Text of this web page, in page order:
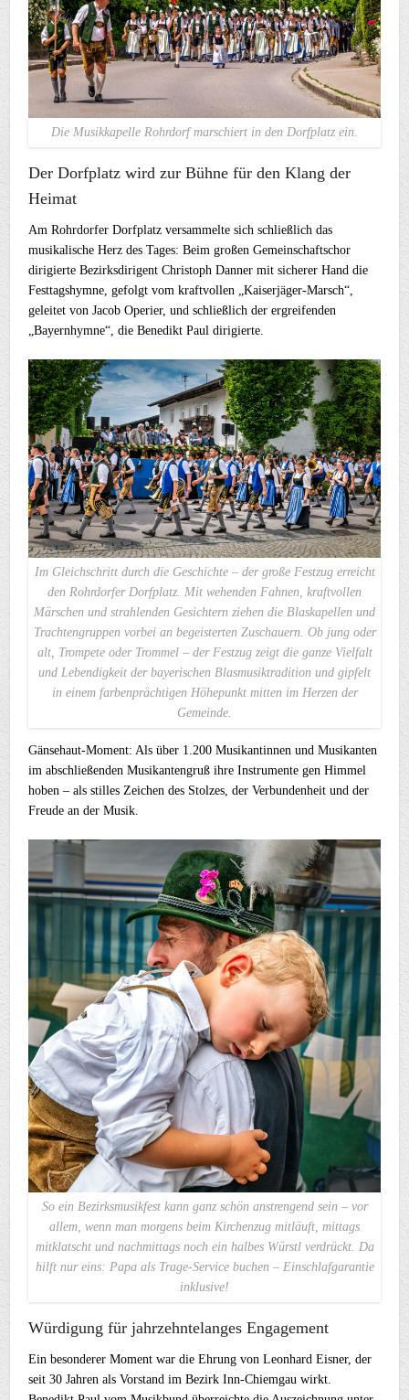
Die Musikkapelle Rohrdorf marschiert in den Dorfplatz ein.
Der Dorfplatz wird zur Bühne für den Klang der
Heimat
Am Rohrdorfer Dorfplatz versammelte sich schließlich das
musikalische Herz des Tages: Beim großen Gemeinschaftschor
dirigierte Bezirksdirigent Christoph Danner mit sicherer Hand die
Festtagshymne, gefolgt vom kraftvollen „Kaiserjäger-Marsch“,
geleitet von Jacob Operier, und schließlich der ergreifenden
„Bayernhymne“, die Benedikt Paul dirigierte.
Im Gleichschritt durch die Geschichte – der große Festzug erreicht
den Rohrdorfer Dorfplatz. Mit wehenden Fahnen, kraftvollen
Märschen und strahlenden Gesichtern ziehen die Blaskapellen und
Trachtengruppen vorbei an begeisterten Zuschauern. Ob jung oder
alt, Trompete oder Trommel – der Festzug zeigt die ganze Vielfalt
und Lebendigkeit der bayerischen Blasmusiktradition und gipfelt
in einem farbenprächtigen Höhepunkt mitten im Herzen der
Gemeinde.
Gänsehaut-Moment: Als über 1.200 Musikantinnen und Musikanten
im abschließenden Musikantengruß ihre Instrumente gen Himmel
hoben – als stilles Zeichen des Stolzes, der Verbundenheit und der
Freude an der Musik.
So ein Bezirksmusikfest kann ganz schön anstrengend sein – vor
allem, wenn man morgens beim Kirchenzug mitläuft, mittags
mitklatscht und nachmittags noch ein halbes Würstl verdrückt. Da
hilft nur eins: Papa als Trage-Service buchen – Einschlafgarantie
inklusive!
Würdigung für jahrzehntelanges Engagement
Ein besonderer Moment war die Ehrung von Leonhard Eisner, der
seit 30 Jahren als Vorstand im Bezirk Inn-Chiemgau wirkt.